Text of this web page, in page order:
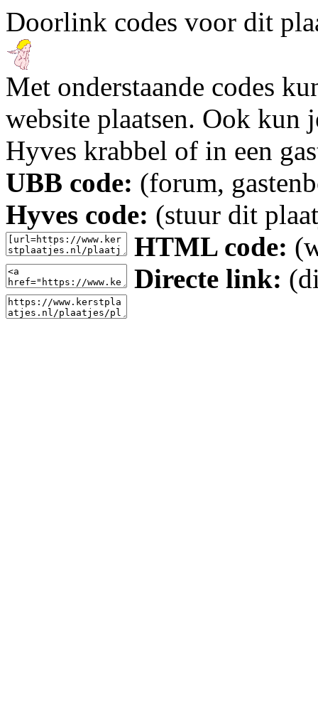
Doorlink codes voor dit
Met onderstaande codes
website plaatsen. Ook kun
Hyves krabbel of in een
UBB code: (forum,
Hyves code: (stuur dit
HTML code:
Directe link: